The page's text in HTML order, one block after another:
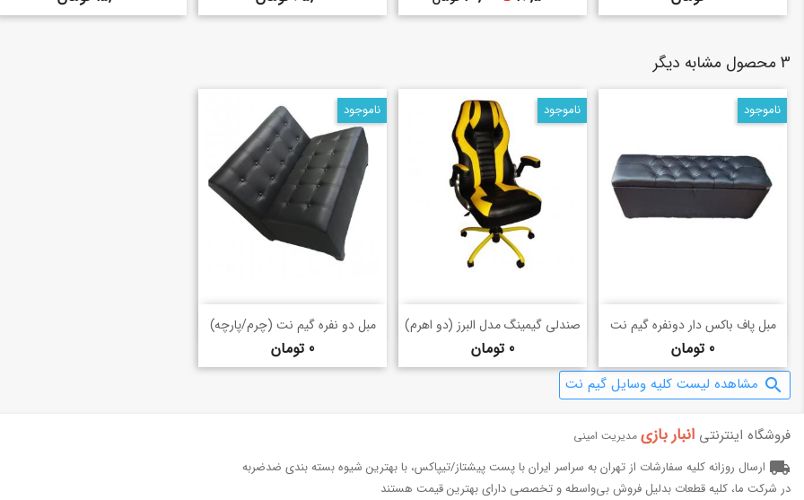
3 محصول مشابه دیگر
مبل پاف باکس دار دونفره گیم نت
قیمت 0 تومان
ناموجود
shopping_basketخرید سریع صندلی گیمینگ مدل البرز (دو اهرم)
قیمت 0 تومان
ناموجود
shopping_basketخرید سریع مبل دو نفره گیم نت (چرم/پارچه)
قیمت 0 تومان
ناموجود
shopping_basketخرید سریع
search مشاهده لیست کلیه وسایل گیم نت
فروشگاه اینترنتی انبار بازی‌ مدیریت امینی
local_shipping ارسال روزانه کلیه سفارشات از تهران به سراسر ایران با پست پیشتاز/تیپاکس، با بهترین شیوه بسته بندی ضدضربه
در شرکت ما، کلیه قطعات بدلیل فروش بی‌واسطه و تخصصی دارای بهترین قیمت هستند